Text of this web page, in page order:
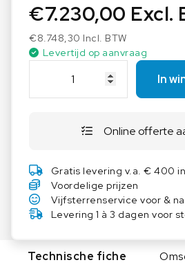
Binnenkamer:
Alle onderdelen zijn van
zijn dus bestand tegen
volledig effen oppervlak en
€7.230,00 Excl.
€8.748,30 Incl. BTW
Levertijd op aanvraag
e
S
c
i
e
t
In
Online offerte
Gratis levering v.a. € 400
Voordelige prijzen
Vijfsterrenservice voor &
Levering 1 à 3 dagen voor
Technische fiche